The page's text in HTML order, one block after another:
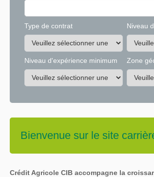
Type de contrat Niveau
Niveau d'expérience minimum Zone
Bienvenue sur le site
Crédit Agricole CIB accompagne la